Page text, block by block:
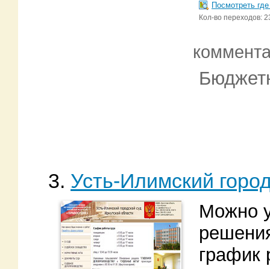
Посмотреть
Кол-во переходов:
3. Усть-Илимский
Можно
график